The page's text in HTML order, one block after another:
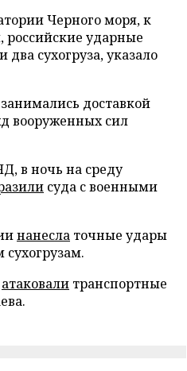
Черного моря, к
российские ударные
сухогруза, указало
доставкой
вооруженных сил
в ночь на среду
суда с военными
нанесла точные удары
атаковали транспортные